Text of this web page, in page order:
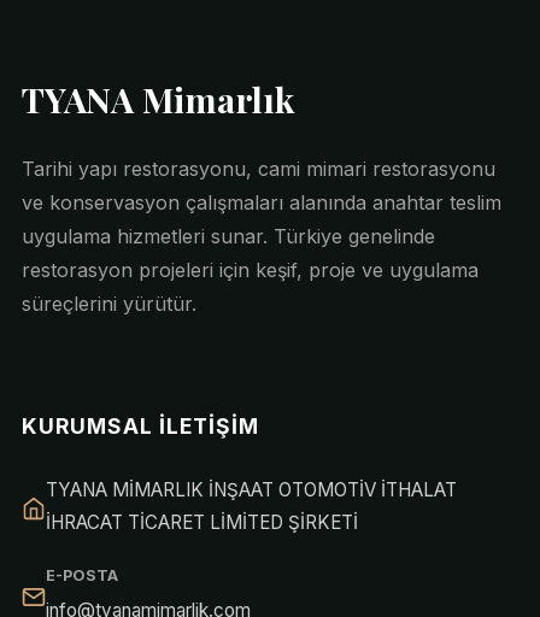
TYANA Mimarlık
Tarihi yapı restorasyonu, cami mimari restorasyonu
ve konservasyon çalışmaları alanında anahtar teslim
uygulama hizmetleri sunar. Türkiye genelinde
restorasyon projeleri için keşif, proje ve uygulama
süreçlerini yürütür.
KURUMSAL İLETIŞIM
TYANA MİMARLIK İNŞAAT OTOMOTİV İTHALAT
İHRACAT TİCARET LİMİTED ŞİRKETİ
E-POSTA
info@tyanamimarlik.com